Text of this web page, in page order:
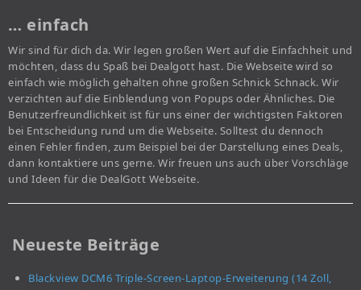
… einfach
Wir sind für dich da. Wir legen großen Wert auf die Einfachheit und
möchten, dass du Spaß bei Dealgott hast. Die Webseite wird so
einfach wie möglich gehalten ohne großen Schnick Schnack. Wir
verzichten auf die Einblendung von Popups oder Ähnliches. Die
Benutzerfreundlichkeit ist für uns einer der wichtigsten Faktoren
bei Entscheidung rund um die Webseite. Solltest du dennoch
einen Fehler finden, zum Beispiel bei der Darstellung eines Deals,
dann kontaktiere uns gerne. Wir freuen uns auch über Vorschläge
und Ideen für die DealGott Webseite.
Neueste Beiträge
Blackview DCM6 Triple-Screen-Laptop-Erweiterung (14 Zoll,